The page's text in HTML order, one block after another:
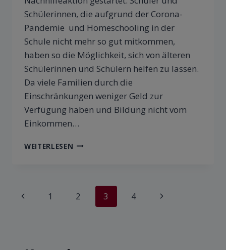
Schülerinnen, die aufgrund der Corona-
Pandemie und Homeschooling in der
Schule nicht mehr so gut mitkommen,
haben so die Möglichkeit, sich von älteren
Schülerinnen und Schülern helfen zu lassen.
Da viele Familien durch die
Einschränkungen weniger Geld zur
Verfügung haben und Bildung nicht vom
Einkommen…
WEITERLESEN
1 2 3 4